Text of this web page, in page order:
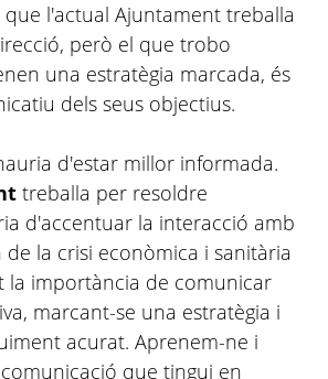
l'actual Ajuntament treballa
però el que trobo
una estratègia marcada, és
dels seus objectius.
d'estar millor informada.
treballa per resoldre
d'accentuar la interacció amb
de la crisi econòmica i sanitària
la importància de comunicar
marcant-se una estratègia i
acurat. Aprenem-ne i
que tingui en